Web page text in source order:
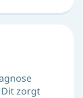
Dit zorgt